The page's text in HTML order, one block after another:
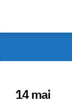
14 mai